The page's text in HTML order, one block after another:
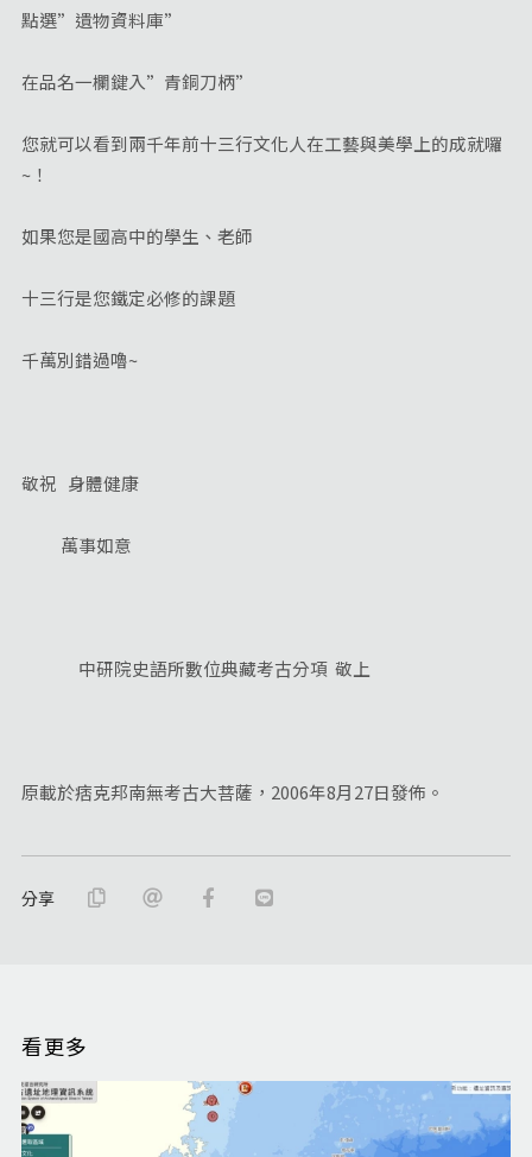
點選”遺物資料庫”
在品名一欄鍵入”青銅刀柄”
您就可以看到兩千年前十三行文化人在工藝與美學上的成就囉
~！
如果您是國高中的學生、老師
十三行是您鐵定必修的課題
千萬別錯過嚕~
敬祝 身體健康
萬事如意
中研院史語所數位典藏考古分項 敬上
原載於痞克邦南無考古大菩薩，2006年8月27日發佈。
分享
看更多